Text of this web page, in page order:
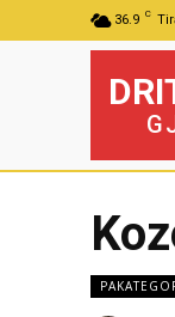
36.9 C